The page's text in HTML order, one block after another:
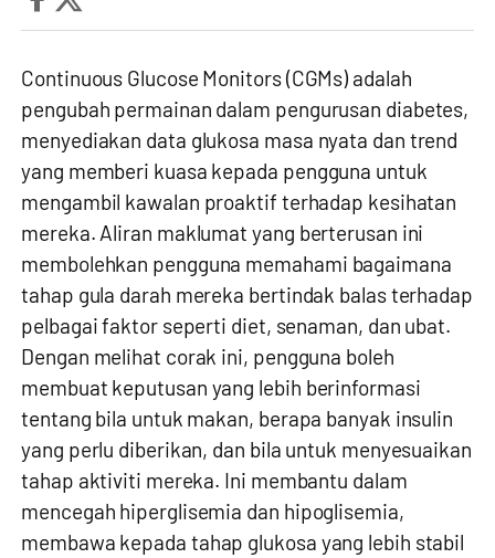
Continuous Glucose Monitors (CGMs) adalah
pengubah permainan dalam pengurusan diabetes,
menyediakan data glukosa masa nyata dan trend
yang memberi kuasa kepada pengguna untuk
mengambil kawalan proaktif terhadap kesihatan
mereka. Aliran maklumat yang berterusan ini
membolehkan pengguna memahami bagaimana
tahap gula darah mereka bertindak balas terhadap
pelbagai faktor seperti diet, senaman, dan ubat.
Dengan melihat corak ini, pengguna boleh
membuat keputusan yang lebih berinformasi
tentang bila untuk makan, berapa banyak insulin
yang perlu diberikan, dan bila untuk menyesuaikan
tahap aktiviti mereka. Ini membantu dalam
mencegah hiperglisemia dan hipoglisemia,
membawa kepada tahap glukosa yang lebih stabil